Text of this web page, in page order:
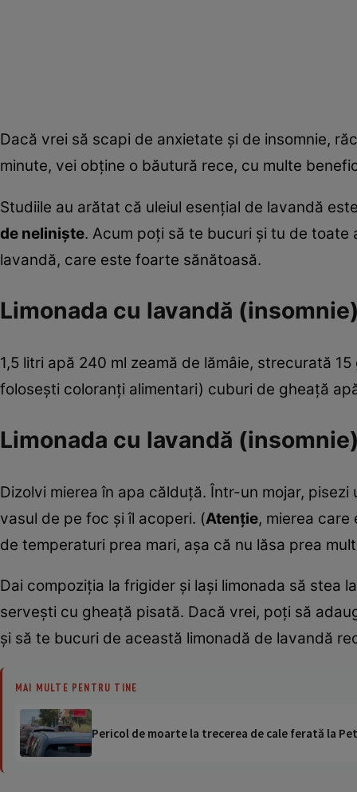
Dacă vrei să scapi de anxietate şi de insomnie,
minute, vei obţine o băutură rece, cu multe
Studiile au arătat că uleiul esenţial de lavandă
de nelinişte. Acum poţi să te bucuri şi tu de
lavandă, care este foarte sănătoasă.
Limonada cu lavandă
1,5 litri apă 240 ml zeamă de lămâie, strecurată
foloseşti coloranţi alimentari) cuburi de gheaţă
Limonada cu lavandă
Dizolvi mierea în apa călduţă. Într-un mojar,
vasul de pe foc şi îl acoperi. (Atenţie, mierea
de temperaturi prea mari, aşa că nu lăsa prea
Dai compoziţia la frigider şi laşi limonada să stea
serveşti cu gheaţă pisată. Dacă vrei, poţi să
şi să te bucuri de această limonadă de lavandă
MAI MULTE PENTRU TINE
Pericol de moarte la trecerea de cale ferată la